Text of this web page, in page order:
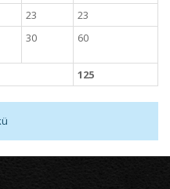
23
23
30 60
125